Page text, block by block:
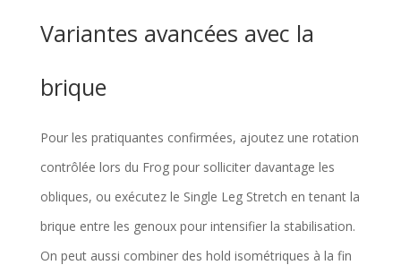
Variantes avancées avec la
brique
Pour les pratiquantes confirmées, ajoutez une rotation
contrôlée lors du Frog pour solliciter davantage les
obliques, ou exécutez le Single Leg Stretch en tenant la
brique entre les genoux pour intensifier la stabilisation.
On peut aussi combiner des hold isométriques à la fin